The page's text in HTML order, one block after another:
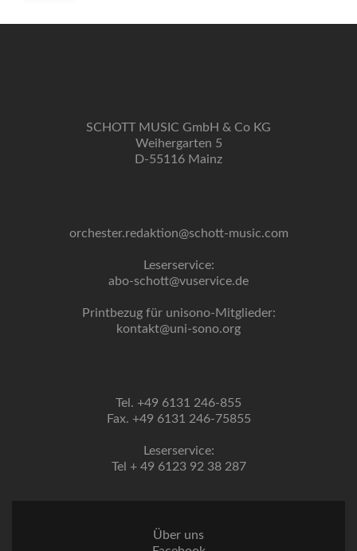
SCHOTT MUSIC GmbH & Co KG
Weihergarten 5
D-55116 Mainz
orchester.redaktion@schott-music.com
Leserservice:
abo-schott@vuservice.de
Printbezug für unisono-Mitglieder:
kontakt@uni-sono.org
Tel. +49 6131 246-855
Fax. +49 6131 246-75855
Leserservice:
Tel + 49 6123 92 38 287
Über uns